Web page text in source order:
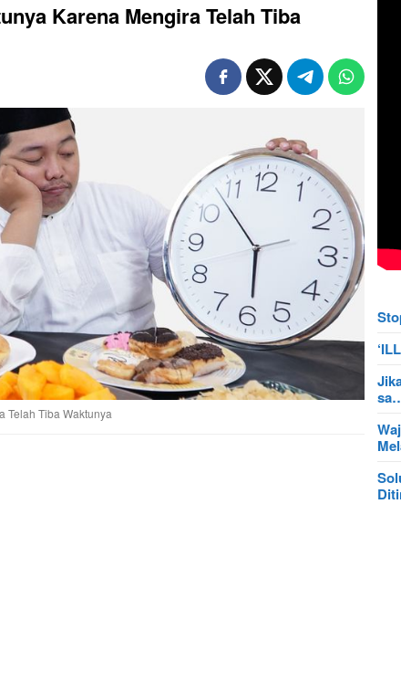
Karena Mengira Telah Tiba
Telah Tiba Waktunya